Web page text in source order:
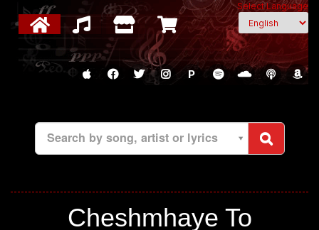
Select Language
P
Search by song, artist or lyrics
Cheshmhaye To